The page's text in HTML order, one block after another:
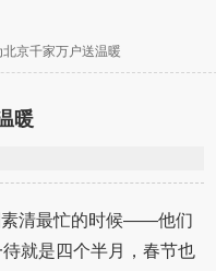
京千家万户送温暖
暖
素清最忙的时候——他们
就是四个半月，春节也